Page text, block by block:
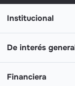
Institucional
De interés
Financiera